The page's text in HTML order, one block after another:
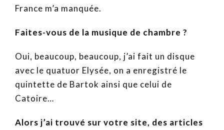
France m’a manquée.
Faites-vous de la musique de chambre ?
Oui, beaucoup, beaucoup, j’ai fait un disque
avec le quatuor Elysée, on a enregistré le
quintette de Bartok ainsi que celui de
Catoire…
Alors j’ai trouvé sur votre site, des articles